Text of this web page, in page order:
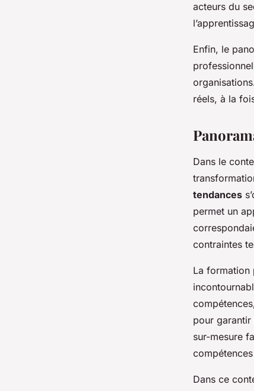
acteurs du
Enfin, le
réels, à la
Dans le
tendances
permet un
contraintes
La formation
pour garantir
sur-mesure
Dans ce